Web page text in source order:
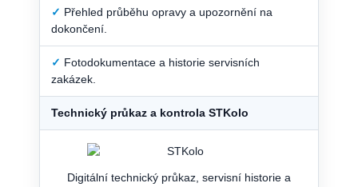
✓ Přehled průběhu opravy a upozornění na
dokončení.
✓ Fotodokumentace a historie servisních
zakázek.
Technický průkaz a kontrola STKolo
Digitální technický průkaz, servisní historie a